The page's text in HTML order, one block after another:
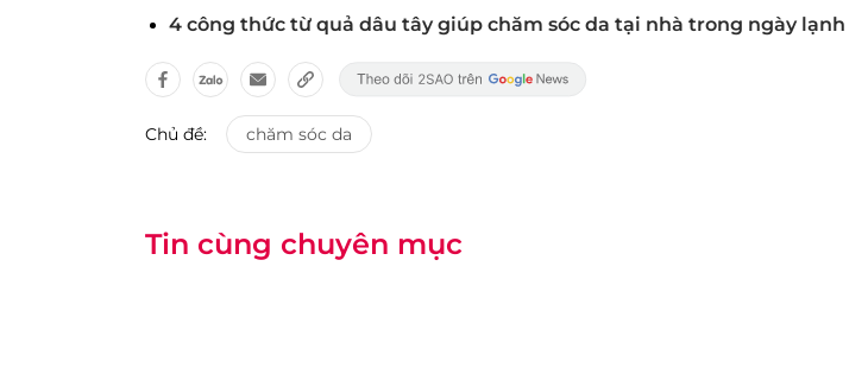
4 công thức từ quả dâu tây giúp chăm sóc da tại nhà trong ngày lạnh
Chủ đề: chăm sóc da
Tin cùng chuyên mục